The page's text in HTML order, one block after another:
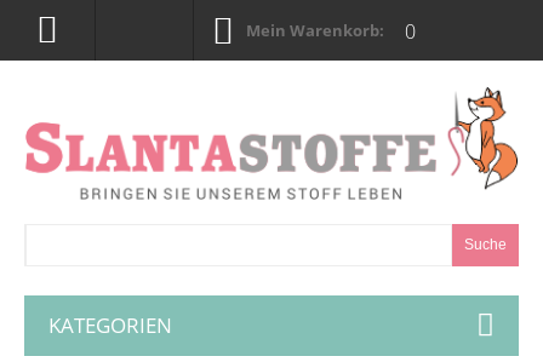
Mein Warenkorb: 0
Suche
KATEGORIEN